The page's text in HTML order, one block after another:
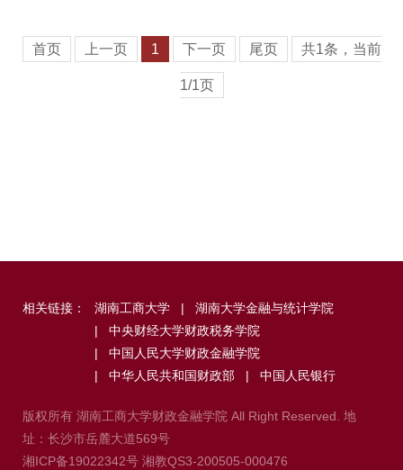
首页 上一页 1 下一页 尾页 共1条，当前
1/1页
相关链接： 湖南工商大学 |
湖南大学金融与统计学院
|
中央财经大学财政税务学院
|
中国人民大学财政金融学院
|
中华人民共和国财政部 | 中国人民银行
版权所有 湖南工商大学财政金融学院 All Right Reserved. 地
址：长沙市岳麓大道569号
湘ICP备19022342号 湘教QS3-200505-000476